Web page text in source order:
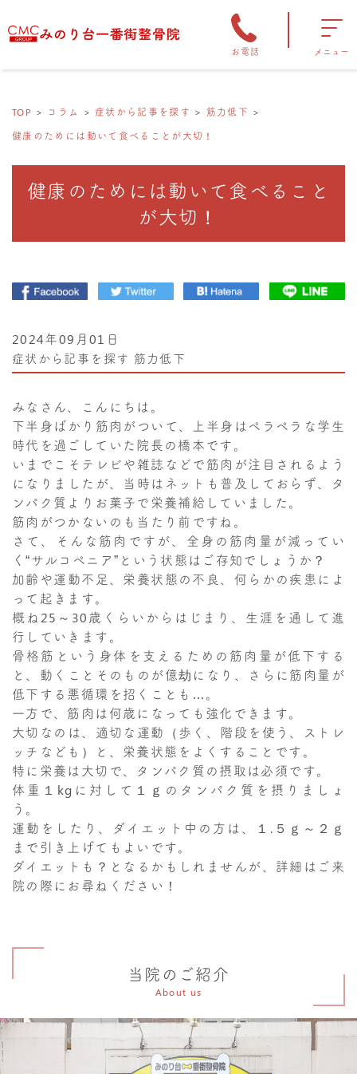
お電話 メニュー
TOP コラム 症状から記事を探す
筋力低下
健康のためには動いて食べることが大切！
健康のためには動いて食べること
が大切！
2024年09月01日
症状から記事を探す 筋力低下
みなさん、こんにちは。
下半身ばかり筋肉がついて、上半身はペラペラな学生
時代を過ごしていた院長の橋本です。
いまでこそテレビや雑誌などで筋肉が注目されるよう
になりましたが、当時はネットも普及しておらず、タ
ンパク質よりお菓子で栄養補給していました。
筋肉がつかないのも当たり前ですね。
さて、そんな筋肉ですが、全身の筋肉量が減ってい
く“サルコペニア”という状態はご存知でしょうか？
加齢や運動不足、栄養状態の不良、何らかの疾患によ
って起きます。
概ね25～30歳くらいからはじまり、生涯を通して進
行していきます。
骨格筋という身体を支えるための筋肉量が低下する
と、動くことそのものが億劫になり、さらに筋肉量が
低下する悪循環を招くことも…。
一方で、筋肉は何歳になっても強化できます。
大切なのは、適切な運動（歩く、階段を使う、ストレ
ッチなども）と、栄養状態をよくすることです。
特に栄養は大切で、タンパク質の摂取は必須です。
体重１kgに対して１ｇのタンパク質を摂りましょ
う。
運動をしたり、ダイエット中の方は、１.５ｇ～２ｇ
まで引き上げてもよいです。
ダイエットも？となるかもしれませんが、詳細はご来
院の際にお尋ねください！
当院のご紹介
About us